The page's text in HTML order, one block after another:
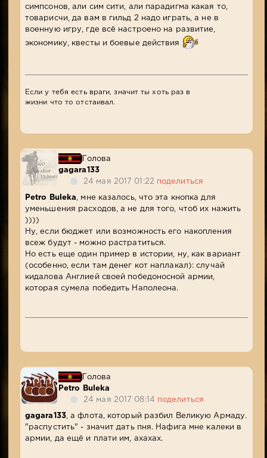
симпсонов, али сим сити, али парадигма какая то,
товарисчи, да вам в гильд 2 надо играть, а не в
военную игру, где всё настроено на развитие,
экономику, квесты и боевые действия
Если у тебя есть враги, значит ты хоть раз в
жизни что то отстаивал.
Голова
gagara133
24 мая 2017 01:22
поделиться
Petro Buleka, мне казалось, что эта кнопка для
уменьшения расходов, а не для того, чтоб их нажить
))))
Ну, если бюджет или возможность его накопления
всеж будут - можно растратиться.
Но есть еще один пример в истории, ну, как вариант
(особенно, если там денег кот наплакал): случай
кидалова Англией своей победоносной армии,
которая сумела победить Наполеона.
Голова
Petro Buleka
24 мая 2017 08:14 поделиться
gagara133, а флота, который разбил Великую Армаду.
"распустить" - значит дать пня. Нафига мне калеки в
армии, да ещё и плати им, ахахах.